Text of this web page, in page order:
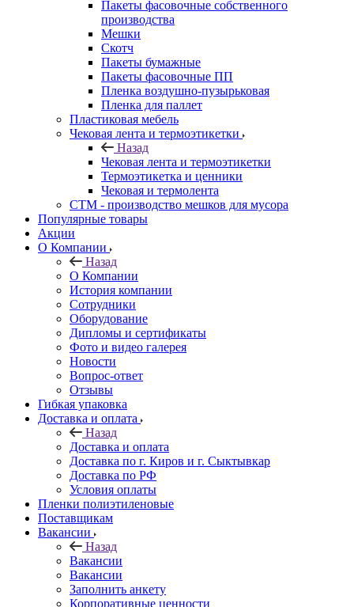
Пакеты фасовочные собственного
производства
Мешки
Скотч
Пакеты бумажные
Пакеты фасовочные ПП
Пленка воздушно-пузырьковая
Пленка для паллет
Пластиковая мебель
Чековая лента и термоэтикетки
Назад
Чековая лента и термоэтикетки
Термоэтикетка и ценники
Чековая и термолента
СТМ - производство мешков для мусора
Популярные товары
Акции
О Компании
Назад
О Компании
История компании
Сотрудники
Оборудование
Дипломы и сертификаты
Фото и видео галерея
Новости
Вопрос-ответ
Отзывы
Гибкая упаковка
Доставка и оплата
Назад
Доставка и оплата
Доставка по г. Киров и г. Сыктывкар
Доставка по РФ
Условия оплаты
Пленки полиэтиленовые
Поставщикам
Вакансии
Назад
Вакансии
Вакансии
Заполнить анкету
Корпоративные ценности